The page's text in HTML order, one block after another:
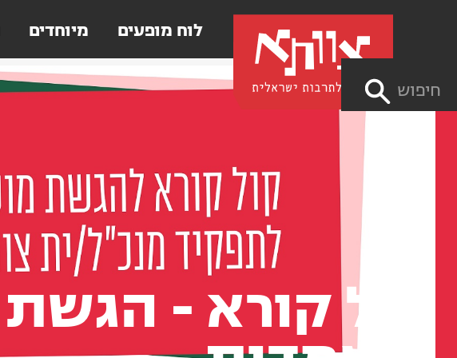
לוח מופעים מיוחדים
חיפוש
קול קורא - הגשת